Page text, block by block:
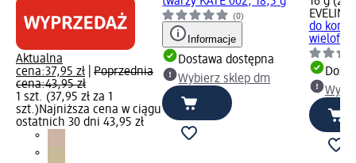
Aktualna
cena:37,95 zł
Poprzednia
cena:43,95 zł
1 szt. (37,95 zł za 1
szt.)Najniższa cena w ciągu
ostatnich 30 dni 43,95 zł
(0)
Informacje
Dostawa dostępna
Wybierz sklep dm
EVELINE
do